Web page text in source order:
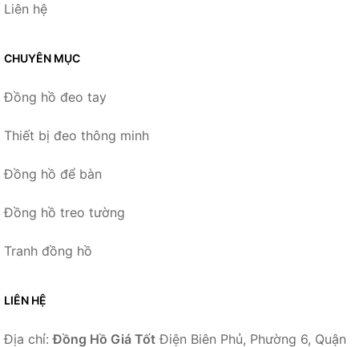
Liên hệ
CHUYÊN MỤC
Đồng hồ đeo tay
Thiết bị đeo thông minh
Đồng hồ để bàn
Đồng hồ treo tường
Tranh đồng hồ
LIÊN HỆ
Địa chỉ:Đồng Hồ Giá Tốt Điện Biên Phủ, Phường 6, Quận